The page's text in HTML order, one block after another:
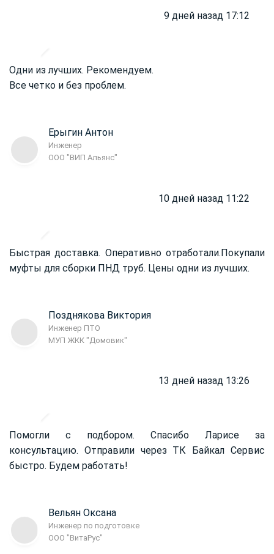
9 дней назад 17:12
Одни из лучших. Рекомендуем.
Все четко и без проблем.
Ерыгин Антон
Инженер
ООО "ВИП Альянс"
10 дней назад 11:22
Быстрая доставка. Оперативно отработали.Покупали
муфты для сборки ПНД труб. Цены одни из лучших.
Позднякова Виктория
Инженер ПТО
МУП ЖКК "Домовик"
13 дней назад 13:26
Помогли с подбором. Спасибо Ларисе за
консультацию. Отправили через ТК Байкал Сервис
быстро. Будем работать!
Вельян Оксана
Инженер по подготовке
ООО "ВитаРус"